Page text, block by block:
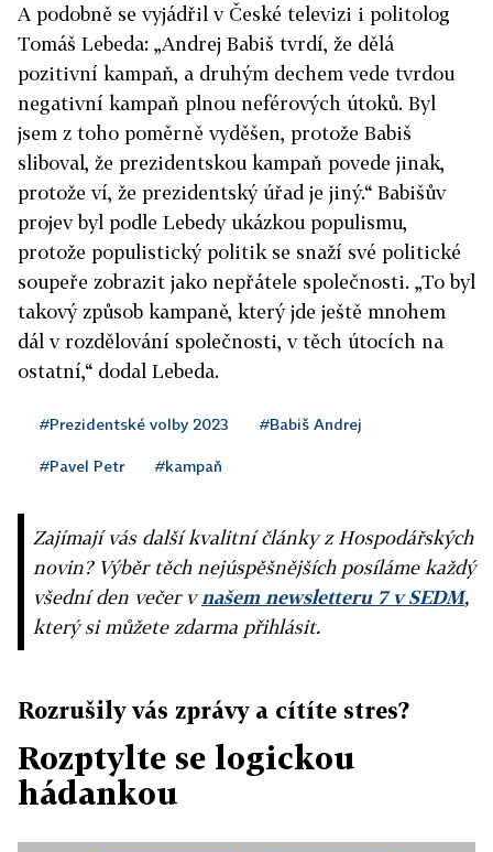
A podobně se vyjádřil v České televizi i politolog
Tomáš Lebeda: „Andrej Babiš tvrdí, že dělá
pozitivní kampaň, a druhým dechem vede tvrdou
negativní kampaň plnou neférových útoků. Byl
jsem z toho poměrně vyděšen, protože Babiš
sliboval, že prezidentskou kampaň povede jinak,
protože ví, že prezidentský úřad je jiný.“ Babišův
projev byl podle Lebedy ukázkou populismu,
protože populistický politik se snaží své politické
soupeře zobrazit jako nepřátele společnosti. „To byl
takový způsob kampaně, který jde ještě mnohem
dál v rozdělování společnosti, v těch útocích na
ostatní,“ dodal Lebeda.
#Prezidentské volby 2023 #Babiš Andrej
#Pavel Petr #kampaň
Zajímají vás další kvalitní články z Hospodářských
novin? Výběr těch nejúspěšnějších posíláme každý
všední den večer vnašem newsletteru 7 v SEDM,
který si můžete zdarma přihlásit.
Rozrušily vás zprávy a cítíte stres?
Rozptylte se logickou
hádankou